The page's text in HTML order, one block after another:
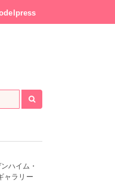
ハイム・
ャラリー